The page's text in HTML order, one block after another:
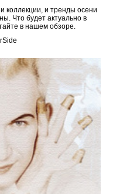
коллекции, и тренды осени
Что будет актуально в
в нашем обзоре.